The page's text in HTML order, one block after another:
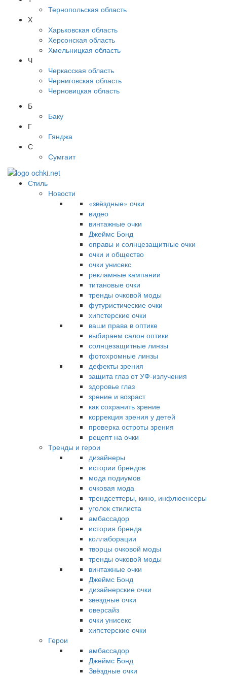
Тернопольская область
Х
Харьковская область
Херсонская область
Хмельницкая область
Ч
Черкасская область
Черниговская область
Черновицкая область
Б
Баку
Г
Гянджа
С
Сумгаит
Стиль
Новости
«звёздные» очки
видео
винтажные очки
Джеймс Бонд
оправы и солнцезащитные очки
очки и общество
очки унисекс
рекламные кампании
титановые очки
тренды очковой моды
футуристические очки
хипстерские очки
ваши права в оптике
выбираем салон оптики
солнцезащитные линзы
фотохромные линзы
дефекты зрения
защита глаз от УФ-излучения
здоровье глаз
зрение и возраст
как сохранить зрение
коррекция зрения у детей
проверка остроты зрения
рецепт на очки
Тренды и герои
дизайнеры
истории брендов
мода подиумов
очковая мода
трендсеттеры, кино, инфлюенсеры
уголок стилиста
амбассадор
история бренда
коллаборации
творцы очковой моды
тренды очковой моды
винтажные очки
Джеймс Бонд
дизайнерские очки
звездные очки
оверсайз
очки унисекс
хипстерские очки
Герои
амбассадор
Джеймс Бонд
Звёздные очки